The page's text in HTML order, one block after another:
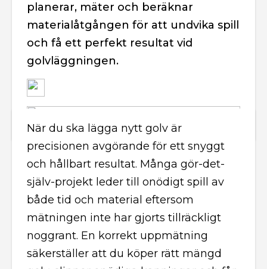
planerar, mäter och beräknar
materialåtgången för att undvika spill
och få ett perfekt resultat vid
golvläggningen.
När du ska lägga nytt golv är
precisionen avgörande för ett snyggt
och hållbart resultat. Många gör-det-
själv-projekt leder till onödigt spill av
både tid och material eftersom
mätningen inte har gjorts tillräckligt
noggrant. En korrekt uppmätning
säkerställer att du köper rätt mängd